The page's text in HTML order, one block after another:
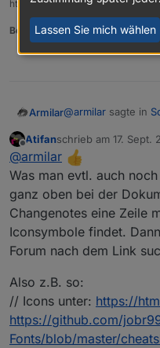
https://github.com/joBr99/
Benutzt das Voting rechts unten
Armilar@armilar sagte in
@
@ atifansagte
Jo Leute
Echt jetzt?
Bugfix v3.4.0.3 ist
Gerne den unteren
https://
ui/blob/main/
Offline
Atifanschrieb am 17. Sept.
zuletzt editiert von
@armilar
Was man evtl. auch
ganz oben bei der
Changenotes eine Zeile
Iconsymbole findet.
Forum nach dem Link
Also z.B. so:
// Icons unter: https://
https://github.com/
Fonts/blob/master/
Lassen Sie mich wählen